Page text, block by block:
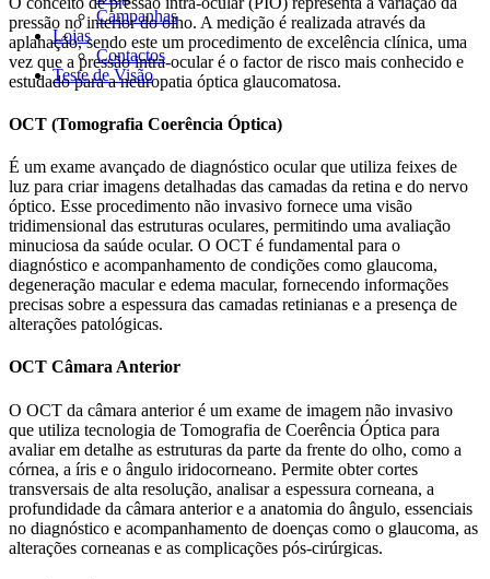
Campanhas
Lojas
Contactos
Teste de Visão
pressão no interior do olho. A medição é realizada através da
aplanação, sendo este um procedimento de excelência clínica, uma
vez que a pressão intra-ocular é o factor de risco mais conhecido e
estudado para a neuropatia óptica glaucomatosa.
OCT (Tomografia Coerência Óptica)
É um exame avançado de diagnóstico ocular que utiliza feixes de
luz para criar imagens detalhadas das camadas da retina e do nervo
óptico. Esse procedimento não invasivo fornece uma visão
tridimensional das estruturas oculares, permitindo uma avaliação
minuciosa da saúde ocular. O OCT é fundamental para o
diagnóstico e acompanhamento de condições como glaucoma,
degeneração macular e edema macular, fornecendo informações
precisas sobre a espessura das camadas retinianas e a presença de
alterações patológicas.
OCT Câmara Anterior
O OCT da câmara anterior é um exame de imagem não invasivo
que utiliza tecnologia de Tomografia de Coerência Óptica para
avaliar em detalhe as estruturas da parte da frente do olho, como a
córnea, a íris e o ângulo iridocorneano. Permite obter cortes
transversais de alta resolução, analisar a espessura corneana, a
profundidade da câmara anterior e a anatomia do ângulo, essenciais
no diagnóstico e acompanhamento de doenças como o glaucoma, as
alterações corneanas e as complicações pós-cirúrgicas.